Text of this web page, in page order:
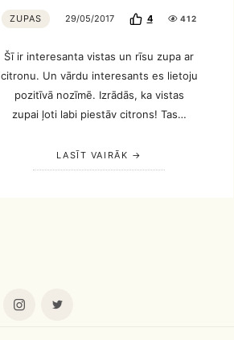
ZUPAS 29/05/2017 4 412
Šī ir interesanta vistas un rīsu zupa ar
citronu. Un vārdu interesants es lietoju
pozitīvā nozīmē. Izrādās, ka vistas
zupai ļoti labi piestāv citrons! Tas…
LASĪT VAIRĀK